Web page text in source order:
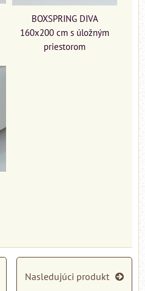
BOXSPRING DIVA
160x200 cm s úložným
priestorom
Nasledujúci produkt